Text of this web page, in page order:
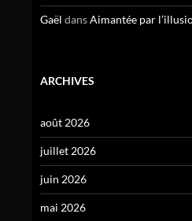
Gaël dansAimantée par
ARCHIVES
août 2026
juillet 2026
juin 2026
mai 2026